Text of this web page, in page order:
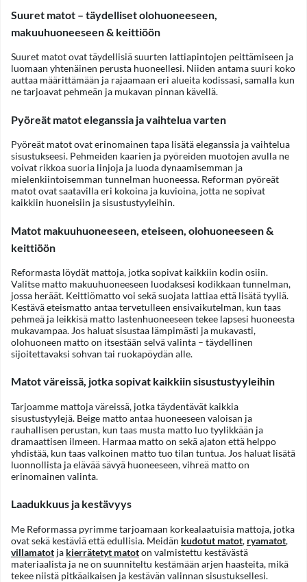
Suuret matot – täydelliset olohuoneeseen,
makuuhuoneeseen & keittiöön
Suuret matot ovat täydellisiä suurten lattiapintojen peittämiseen ja
luomaan yhtenäinen perusta huoneellesi. Niiden antama suuri koko
auttaa määrittämään ja rajaamaan eri alueita kodissasi, samalla kun
ne tarjoavat pehmeän ja mukavan pinnan kävellä.
Pyöreät matot eleganssia ja vaihtelua varten
Pyöreät matot ovat erinomainen tapa lisätä eleganssia ja vaihtelua
sisustukseesi. Pehmeiden kaarien ja pyöreiden muotojen avulla ne
voivat rikkoa suoria linjoja ja luoda dynaamisemman ja
mielenkiintoisemman tunnelman huoneessa. Reforman pyöreät
matot ovat saatavilla eri kokoina ja kuvioina, jotta ne sopivat
kaikkiin huoneisiin ja sisustustyyleihin.
Matot makuuhuoneeseen, eteiseen, olohuoneeseen &
keittiöön
Reformasta löydät mattoja, jotka sopivat kaikkiin kodin osiin.
Valitse matto makuuhuoneeseen luodaksesi kodikkaan tunnelman,
jossa heräät. Keittiömatto voi sekä suojata lattiaa että lisätä tyyliä.
Kestävä eteismatto antaa tervetulleen ensivaikutelman, kun taas
pehmeä ja leikkisä matto lastenhuoneeseen tekee lapsesi huoneesta
mukavampaa. Jos haluat sisustaa lämpimästi ja mukavasti,
olohuoneen matto on itsestään selvä valinta – täydellinen
sijoitettavaksi sohvan tai ruokapöydän alle.
Matot väreissä, jotka sopivat kaikkiin sisustustyyleihin
Tarjoamme mattoja väreissä, jotka täydentävät kaikkia
sisustustyylejä. Beige matto antaa huoneeseen valoisan ja
rauhallisen perustan, kun taas musta matto luo tyylikkään ja
dramaattisen ilmeen. Harmaa matto on sekä ajaton että helppo
yhdistää, kun taas valkoinen matto tuo tilan tuntua. Jos haluat lisätä
luonnollista ja elävää sävyä huoneeseen, vihreä matto on
erinomainen valinta.
Laadukkuus ja kestävyys
Me Reformassa pyrimme tarjoamaan korkealaatuisia mattoja, jotka
ovat sekä kestäviä että edullisia. Meidän kudotut matot, ryamatot,
villamatot ja kierrätetyt matoton valmistettu kestävästä
materiaalista ja ne on suunniteltu kestämään arjen haasteita, mikä
tekee niistä pitkäaikaisen ja kestävän valinnan sisustuksellesi.